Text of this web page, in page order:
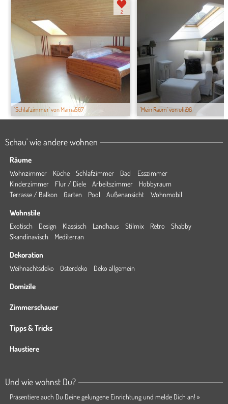
'Schlafzimmer' von Mama567
2
'Mein Raum' von ulli96
Schau' wie andere wohnen
Räume
Wohnzimmer Küche Schlafzimmer Bad
Esszimmer
Kinderzimmer
Flur / Diele Arbeitszimmer
Hobbyraum
Terrasse / Balkon
Garten Pool Außenansicht Wohnmobil
Wohnstile
Exotisch Design Klassisch Landhaus Stilmix Retro
Shabby
Skandinavisch
Mediterran
Dekoration
Weihnachtsdeko Osterdeko Deko allgemein
Domizile
Zimmerschauer
Tipps & Tricks
Haustiere
Und wie wohnst Du?
Präsentiere auch Du Deine gelungene Einrichtung und melde Dich an! »